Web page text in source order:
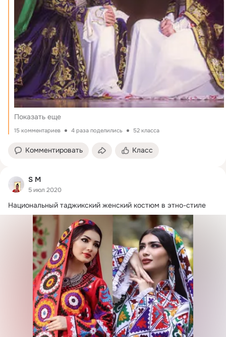
Показать еще
15 комментариев 4 раза поделились 52 класса
Комментировать Класс
S M
5 июл 2020
Национальный таджикский женский костюм в этно-стиле